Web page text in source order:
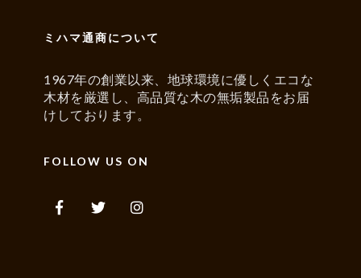
ミハマ通商について
1967年の創業以来、地球環境に優しくエコな
木材を厳選し、高品質な木の無垢製品をお届
けしております。
FOLLOW US ON